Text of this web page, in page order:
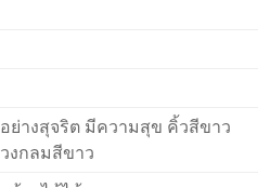
อย่างสุจริต มีความสุข คิ้วสีขาว
วงกลมสีขาว